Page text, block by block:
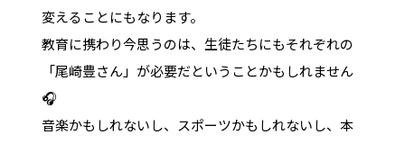
変えることにもなります。
教育に携わり今思うのは、生徒たちにもそれぞれの
「尾崎豊さん」が必要だということかもしれません
🎧
音楽かもしれないし、スポーツかもしれないし、本